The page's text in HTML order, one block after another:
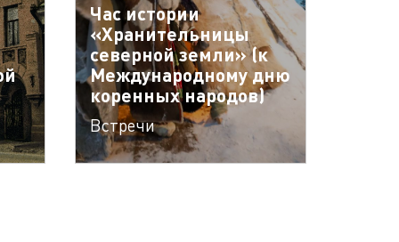
Час истории
«Хранительницы
северной земли» (к
Международному дню
коренных народов)
Встречи